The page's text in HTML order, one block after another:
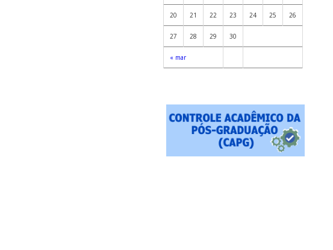
« mar
20 21 22 23 24 25 26
27 28 29 30